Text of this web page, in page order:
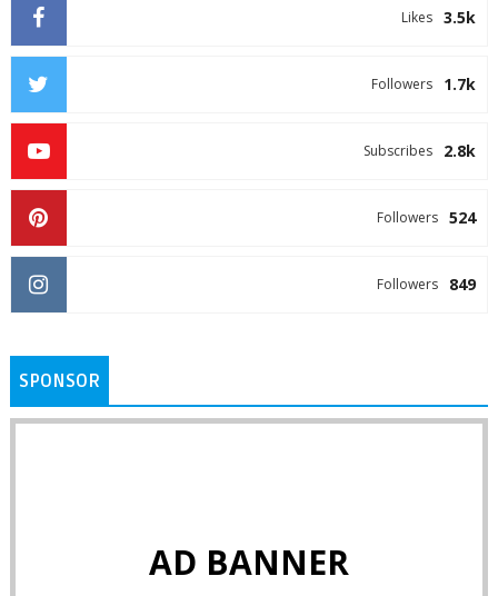
3.5k
Likes
1.7k
Followers
2.8k
Subscribes
524
Followers
849
Followers
SPONSOR
AD BANNER